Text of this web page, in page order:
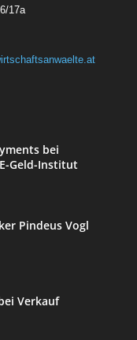
17a
bei
Geld-Institut
Pindeus Vogl
Verkauf